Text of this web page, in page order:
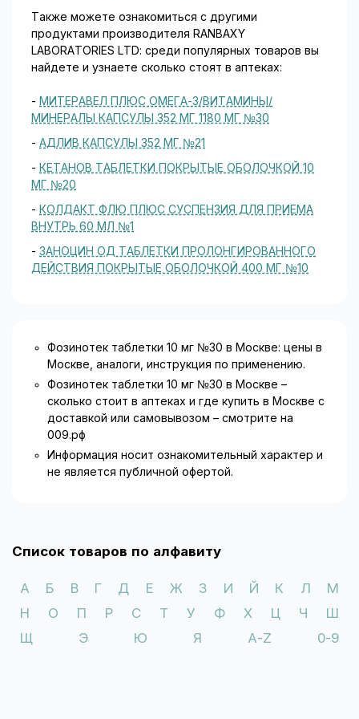
в первые 3-6 мес. терапии), особенно у больных с
повышенным риском нейтропении: при нарушении
функции почек и системных заболеваниях
соединительной ткани, а также при первых
У пациентов с ХСН, сахарным диабетом,
одновременно принимающих калийсберегающие
диуретики, калиевые добавки к пище,
калийсодержащие заменители соли или другие
средства, увеличивающие содержания ионов калия
в сыворотке крови (например, гепарин), ингибиторы
АПФ повышают риск гиперкалиемии.
Из-за повышенного риска развития артериальной
гипотензии необходимо соблюдать осторожность
при назначении препарата пациентам, находящимся
установлена.
Следует соблюдать осторожность при выполнении
физических упражнений или при жаркой погоде из-за
риска дегидратации и снижения АД вследствие
уменьшения ОЦК.
Перед хирургическим вмешательством (включая
стоматологию) необходимо предупредить врача-
процедур десенсибилизации.
Необходимо соблюдать осторожность при
управлении транспортными средствами или при
выполнении любой работы, требующей
повышенного внимания, особенно после приема
начальной дозы препарата у больных, принимающих
Также можете ознакомиться с другими
продуктами производителя RANBAXY
LABORATORIES LTD: среди популярных товаров вы
найдете и узнаете сколько стоят в аптеках:
- МИТЕРАВЕЛ ПЛЮС ОМЕГА-3/ВИТАМИНЫ/
МИНЕРАЛЫ КАПСУЛЫ 352 МГ 1180 МГ №30
- АДЛИВ КАПСУЛЫ 352 МГ №21
- КЕТАНОВ ТАБЛЕТКИ ПОКРЫТЫЕ ОБОЛОЧКОЙ 10
МГ №20
- КОЛДАКТ ФЛЮ ПЛЮС СУСПЕНЗИЯ ДЛЯ ПРИЕМА
ВНУТРЬ 60 МЛ №1
- ЗАНОЦИН ОД ТАБЛЕТКИ ПРОЛОНГИРОВАННОГО
ДЕЙСТВИЯ ПОКРЫТЫЕ ОБОЛОЧКОЙ 400 МГ №10
Фозинотек таблетки 10 мг №30 в Москве: цены в
Москве, аналоги, инструкция по применению.
Фозинотек таблетки 10 мг №30 в Москве –
сколько стоит в аптеках и где купить в Москве с
доставкой или самовывозом – смотрите на
009.рф
Информация носит ознакомительный характер и
не является публичной офертой.
Список товаров по алфавиту
А Б В Г Д Е Ж З И Й К Л
М
Н
О П Р С Т У Ф Х Ц Ч
Ш
Щ
Э Ю Я A-Z 0-9